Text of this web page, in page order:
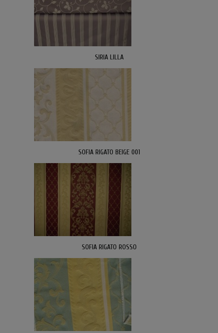
SIRIA LILLA
SOFIA RIGATO BEIGE 001
SOFIA RIGATO ROSSO